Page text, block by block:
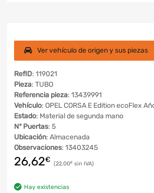
Ver vehículo de origen y sus piezas
RefID: 119021
Pieza: TUBO
Referencia pieza: 13439991
Vehículo: OPEL CORSA E Edition ecoFlex
Estado: Material de segunda mano
Nº Puertas: 5
Ubicación: Almacenada
Observaciones: 13403245
26,62€ 22,00€
Hay existencias